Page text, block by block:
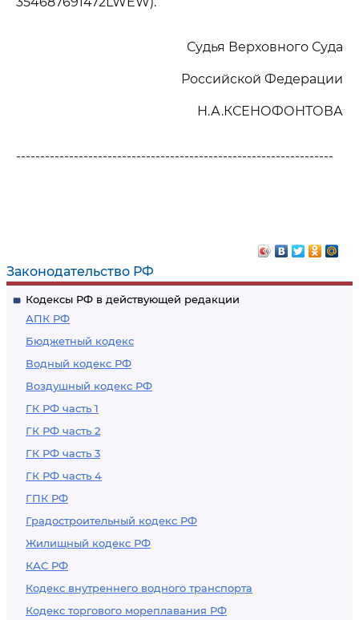
Законодательство РФ
Кодексы РФ в действующей редакции
АПК РФ
Бюджетный кодекс
Водный кодекс РФ
Воздушный кодекс РФ
ГК РФ часть 1
ГК РФ часть 2
ГК РФ часть 3
ГК РФ часть 4
ГПК РФ
Градостроительный кодекс РФ
Жилищный кодекс РФ
КАС РФ
Кодекс внутреннего водного транспорта
Кодекс торгового мореплавания РФ
Судья Верховного Суда
Российской Федерации
Н.А.КСЕНОФОНТОВА
------------------------------------------------------------------